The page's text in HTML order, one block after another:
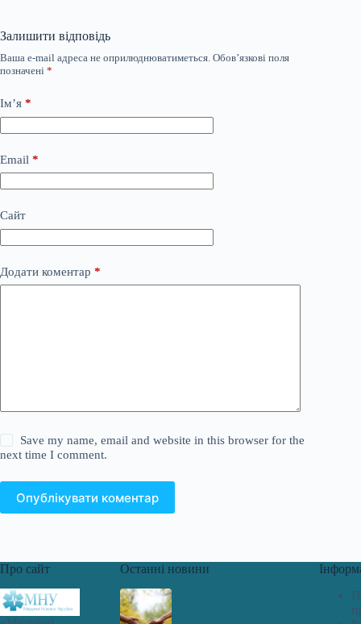
Залишити відповідь
Ваша e-mail адреса не оприлюднюватиметься. Обов’язкові поля
позначені *
Ім’я *
Email *
Сайт
Додати коментар *
Save my name, email and website in this browser for the
next time I comment.
Опублікувати коментар
Про сайт Останні новини